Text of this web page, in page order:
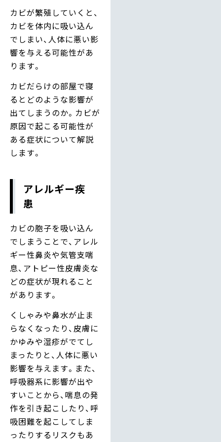
カビが繁殖していくと、
カビを体内に吸い込ん
でしまい、人体に悪い影
響を与える可能性があ
ります。
カビだらけの部屋で寝
るとどのような影響が
出てしまうのか。カビが
原因で起こる可能性が
ある症状について解説
します。
アレルギー疾
患
カビの胞子を吸い込ん
でしまうことで、アレル
ギー性鼻炎や気管支喘
息、アトピー性皮膚炎な
どの症状が現れること
があります。
くしゃみや鼻水が止ま
らなくなったり、皮膚に
かゆみや湿疹がでてし
まったりと、人体に悪い
影響を与えます。また、
呼吸器系に影響が出や
すいことから、喘息の発
作を引き起こしたり、呼
吸困難を起こしてしま
ったりするリスクもあ